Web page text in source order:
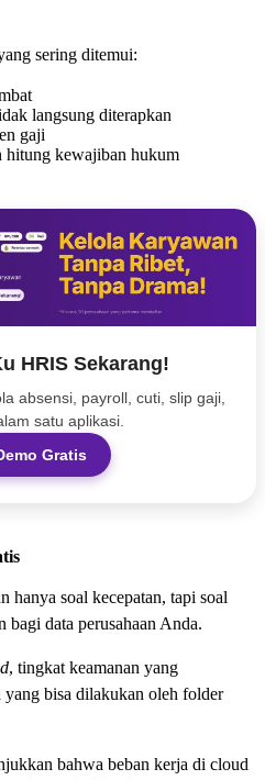
sering ditemui:
langsung diterapkan
gaji
hitung kewajiban hukum
HRIS Sekarang!
absensi, payroll, cuti, slip gaji,
satu aplikasi.
Gratis
hanya soal kecepatan, tapi soal
bagi data perusahaan Anda.
, tingkat keamanan yang
bisa dilakukan oleh folder
bahwa beban kerja di cloud